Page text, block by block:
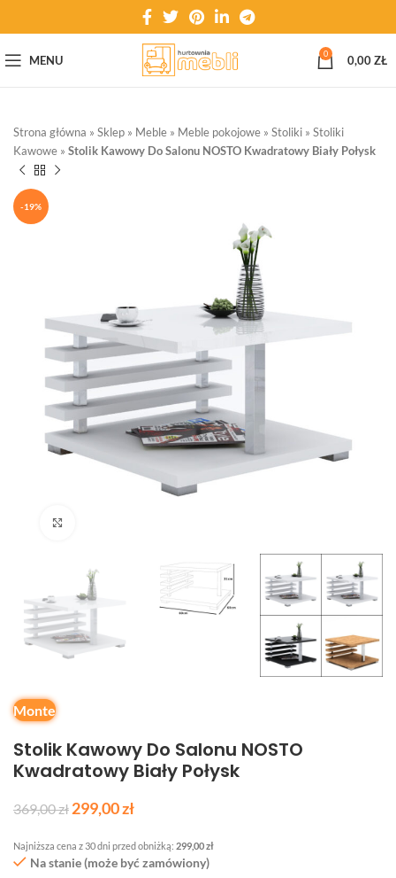
MENU 0 0,00ZŁ
Strona główna » Sklep » Meble » Meble pokojowe » Stoliki » Stoliki
Kawowe » Stolik Kawowy Do Salonu NOSTO Kwadratowy Biały Połysk
-19%
Monte
Stolik Kawowy Do Salonu NOSTO
Kwadratowy Biały Połysk
369,00zł 299,00zł
Najniższa cena z 30 dni przed obniżką: 299,00zł
Na stanie (może być zamówiony)